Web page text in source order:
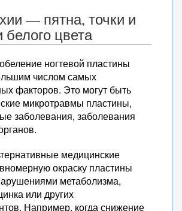
— пятна, точки и
белого цвета
ногтевой пластины
числом самых
факторов. Это могут быть
микротравмы пластины,
заболевания, заболевания
медицинские
окраску пластины
метаболизма,
или других
Например, когда снижение